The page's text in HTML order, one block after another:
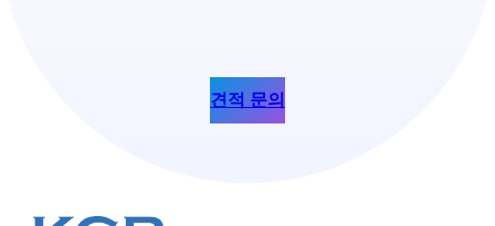
견적 문의